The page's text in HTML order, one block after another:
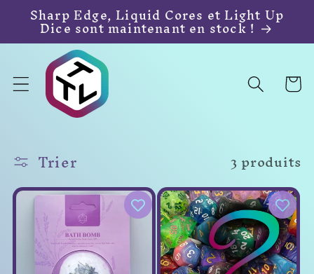
passer
contenu
Sharp Edge, Liquid Cores et Light Up
Dice sont maintenant en stock !
Trier 3 produits